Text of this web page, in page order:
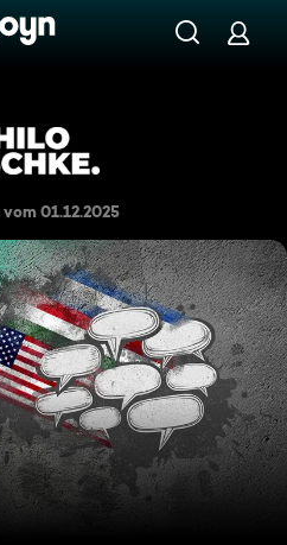
THILO MISCHKE. Dikta-
01.12.2025